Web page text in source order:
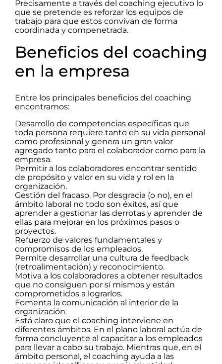
Precisamente a través del coaching ejecutivo lo
que se pretende es reforzar los equipos de
trabajo para que estos convivan de forma
coordinada y compenetrada.
Beneficios del coaching
en la empresa
Entre los principales beneficios del coaching
encontramos:
Desarrollo de competencias específicas que
toda persona requiere tanto en su vida personal
como profesional y genera un gran valor
agregado tanto para el colaborador como para la
empresa.
Permitir a los colaboradores encontrar sentido
de propósito y valor en su vida y rol en la
organización.
Gestión del fracaso. Por desgracia (o no), en el
ámbito laboral no todo son éxitos, así que
aprender a gestionar las derrotas y aprender de
ellas para mejorar en los próximos pasos o
proyectos.
Refuerzo de valores fundamentales y
compromisos de los empleados.
Permite desarrollar una cultura de feedback
(retroalimentación) y reconocimiento.
Motiva a los colaboradores a obtener resultados
que no consiguen por sí mismos y están
comprometidos a lograrlos.
Fomenta la comunicación al interior de la
organización.
Está claro que el coaching interviene en
diferentes ámbitos. En el plano laboral actúa de
forma concluyente al capacitar a los empleados
para llevar a cabo su trabajo. Mientras que, en el
ámbito personal, el coaching ayuda a las